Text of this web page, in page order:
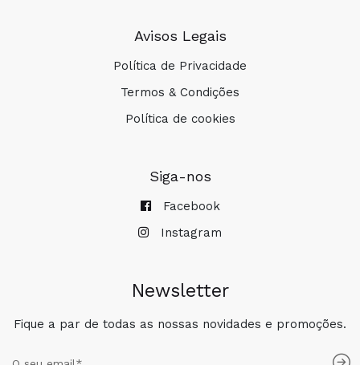
Avisos Legais
Política de Privacidade
Termos & Condições
Política de cookies
Siga-nos
Facebook
Instagram
Newsletter
Fique a par de todas as nossas novidades e promoções.